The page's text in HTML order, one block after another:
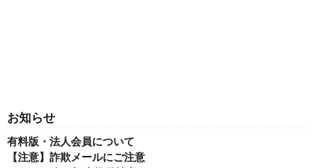
お知らせ
有料版・法人会員について
【注意】詐欺メールにご注意